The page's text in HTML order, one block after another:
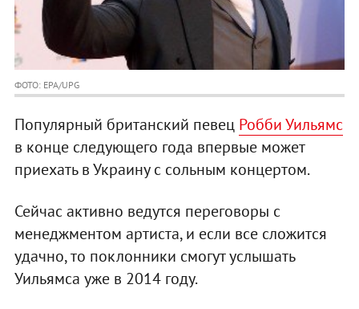
ФОТО: EPA/UPG
Популярный британский певец Робби Уильямс
в конце следующего года впервые может
приехать в Украину с сольным концертом.
Сейчас активно ведутся переговоры с
менеджментом артиста, и если все сложится
удачно, то поклонники смогут услышать
Уильямса уже в 2014 году.